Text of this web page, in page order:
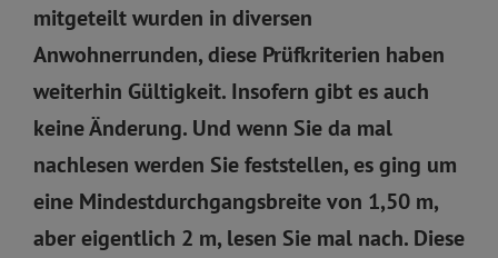
mitgeteilt wurden in diversen
Anwohnerrunden, diese Prüfkriterien haben
weiterhin Gültigkeit. Insofern gibt es auch
keine Änderung. Und wenn Sie da mal
nachlesen werden Sie feststellen, es ging um
eine Mindestdurchgangsbreite von 1,50 m,
aber eigentlich 2 m, lesen Sie mal nach. Diese